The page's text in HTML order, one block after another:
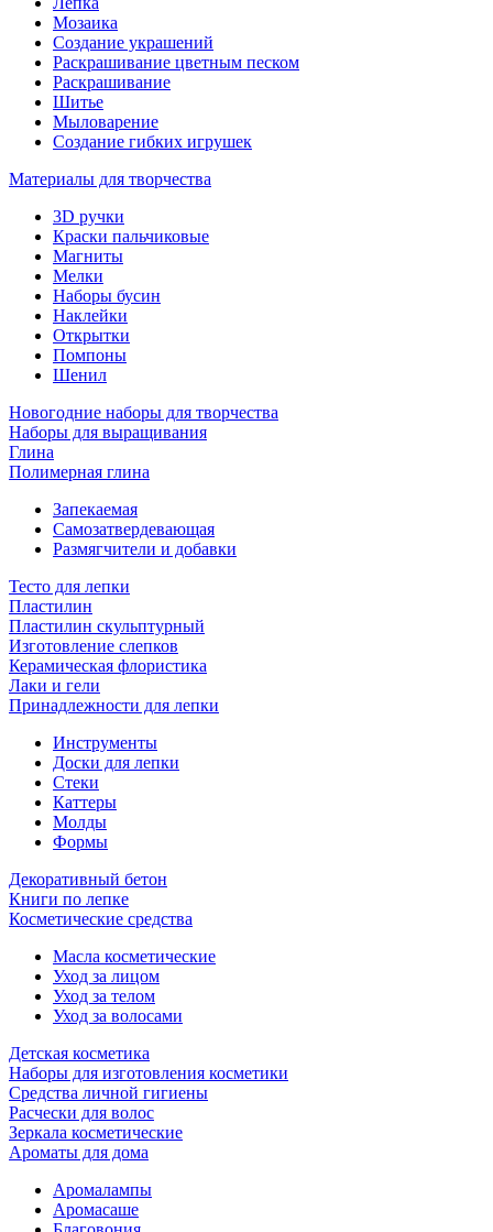
Мозаика
Создание украшений
Раскрашивание цветным песком
Раскрашивание
Шитье
Мыловарение
Создание гибких игрушек
Материалы для творчества
3D ручки
Краски пальчиковые
Магниты
Мелки
Наборы бусин
Наклейки
Открытки
Помпоны
Шенил
Новогодние наборы для творчества
Наборы для выращивания
Глина
Полимерная глина
Запекаемая
Самозатвердевающая
Размягчители и добавки
Тесто для лепки
Пластилин
Пластилин скульптурный
Изготовление слепков
Керамическая флористика
Лаки и гели
Принадлежности для лепки
Инструменты
Доски для лепки
Стеки
Каттеры
Молды
Формы
Декоративный бетон
Книги по лепке
Косметические средства
Масла косметические
Уход за лицом
Уход за телом
Уход за волосами
Детская косметика
Наборы для изготовления косметики
Средства личной гигиены
Расчески для волос
Зеркала косметические
Ароматы для дома
Аромалампы
Аромасаше